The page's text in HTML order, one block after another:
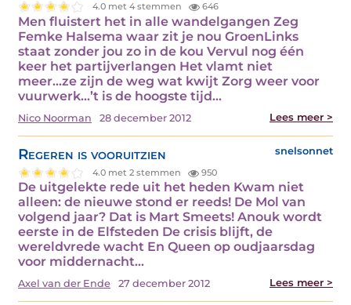
4.0 met 4 stemmen 646
Men fluistert het in alle wandelgangen Zeg
Femke Halsema waar zit je nou GroenLinks
staat zonder jou zo in de kou Vervul nog één
keer het partijverlangen Het vlamt niet
meer...ze zijn de weg wat kwijt Zorg weer voor
vuurwerk...’t is de hoogste tijd…
Nico Noorman 28 december 2012 Lees meer >
Regeren is vooruitzien snelsonnet
4.0 met 2 stemmen 950
De uitgelekte rede uit het heden Kwam niet
alleen: de nieuwe stond er reeds! De Mol van
volgend jaar? Dat is Mart Smeets! Anouk wordt
eerste in de Elfsteden De crisis blijft, de
wereldvrede wacht En Queen op oudjaarsdag
voor middernacht…
Axel van der Ende 27 december 2012 Lees meer >